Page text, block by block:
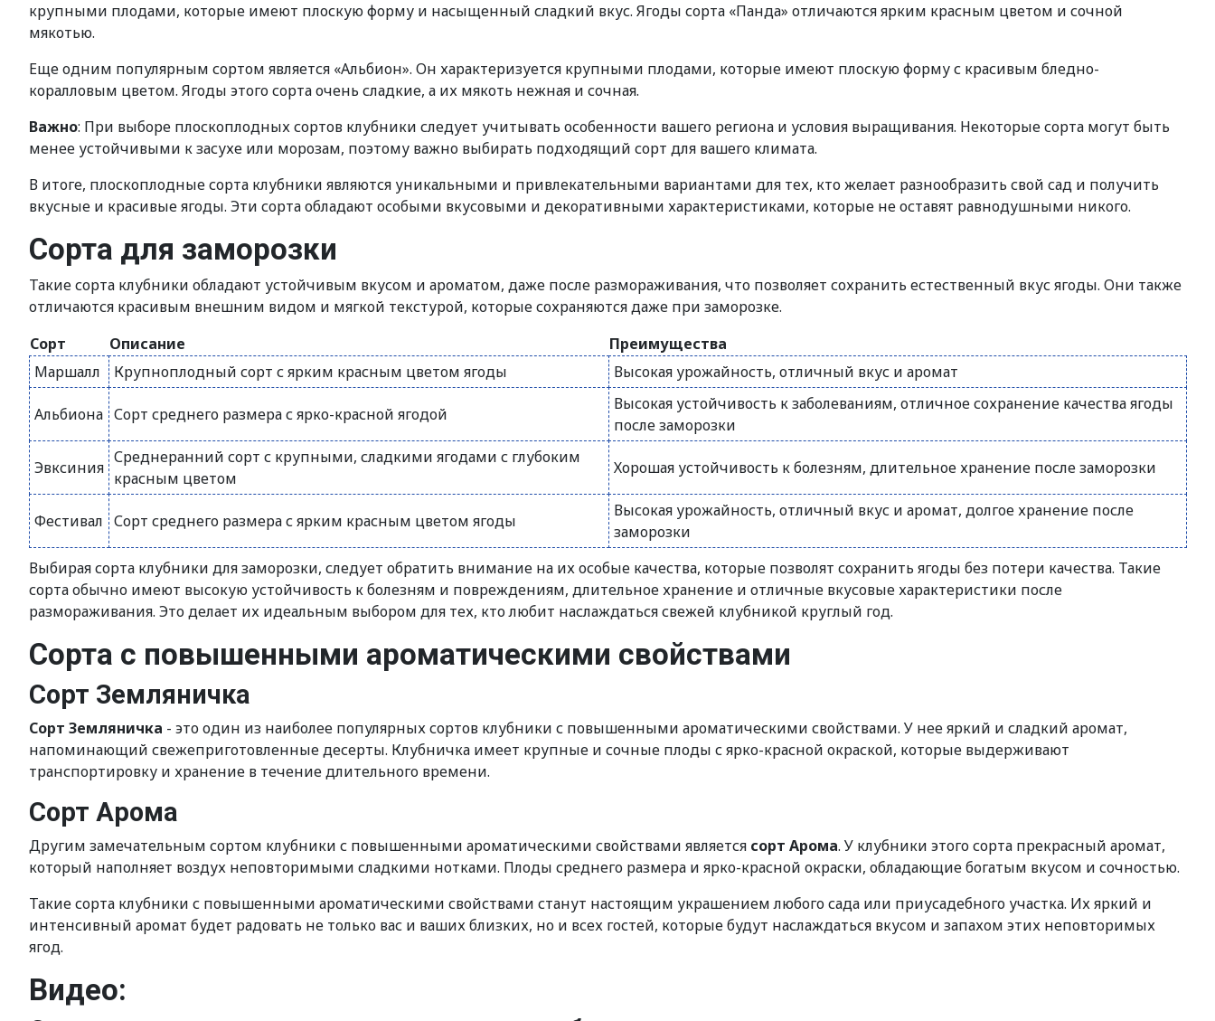
крупными плодами, которые имеют плоскую форму и насыщенный сладкий вкус. Ягоды сорта «Панда» отличаются ярким красным цветом и сочной
мякотью.
Еще одним популярным сортом является «Альбион». Он характеризуется крупными плодами, которые имеют плоскую форму с красивым бледно-
коралловым цветом. Ягоды этого сорта очень сладкие, а их мякоть нежная и сочная.
Важно: При выборе плоскоплодных сортов клубники следует учитывать особенности вашего региона и условия выращивания. Некоторые сорта могут быть
менее устойчивыми к засухе или морозам, поэтому важно выбирать подходящий сорт для вашего климата.
В итоге, плоскоплодные сорта клубники являются уникальными и привлекательными вариантами для тех, кто желает разнообразить свой сад и получить
вкусные и красивые ягоды. Эти сорта обладают особыми вкусовыми и декоративными характеристиками, которые не оставят равнодушными никого.
Сорта для заморозки
Такие сорта клубники обладают устойчивым вкусом и ароматом, даже после размораживания, что позволяет сохранить естественный вкус ягоды. Они также
отличаются красивым внешним видом и мягкой текстурой, которые сохраняются даже при заморозке.
Сорт
Описание
Преимущества
Маршалл
Крупноплодный сорт с ярким красным цветом ягоды Высокая урожайность, отличный вкус и аромат
Альбиона Сорт среднего размера с ярко-красной ягодой
Высокая устойчивость к заболеваниям, отличное сохранение качества ягоды
после заморозки
Эвксиния
Среднеранний сорт с крупными, сладкими ягодами с глубоким
красным цветом
Хорошая устойчивость к болезням, длительное хранение после заморозки
Фестивал Сорт среднего размера с ярким красным цветом ягоды
Высокая урожайность, отличный вкус и аромат, долгое хранение после
заморозки
Выбирая сорта клубники для заморозки, следует обратить внимание на их особые качества, которые позволят сохранить ягоды без потери качества. Такие
сорта обычно имеют высокую устойчивость к болезням и повреждениям, длительное хранение и отличные вкусовые характеристики после
размораживания. Это делает их идеальным выбором для тех, кто любит наслаждаться свежей клубникой круглый год.
Сорта с повышенными ароматическими свойствами
Сорт Земляничка
Сорт Земляничка - это один из наиболее популярных сортов клубники с повышенными ароматическими свойствами. У нее яркий и сладкий аромат,
напоминающий свежеприготовленные десерты. Клубничка имеет крупные и сочные плоды с ярко-красной окраской, которые выдерживают
транспортировку и хранение в течение длительного времени.
Сорт Арома
Другим замечательным сортом клубники с повышенными ароматическими свойствами является сорт Арома. У клубники этого сорта прекрасный аромат,
который наполняет воздух неповторимыми сладкими нотками. Плоды среднего размера и ярко-красной окраски, обладающие богатым вкусом и сочностью.
Такие сорта клубники с повышенными ароматическими свойствами станут настоящим украшением любого сада или приусадебного участка. Их яркий и
интенсивный аромат будет радовать не только вас и ваших близких, но и всех гостей, которые будут наслаждаться вкусом и запахом этих неповторимых
ягод.
Видео: